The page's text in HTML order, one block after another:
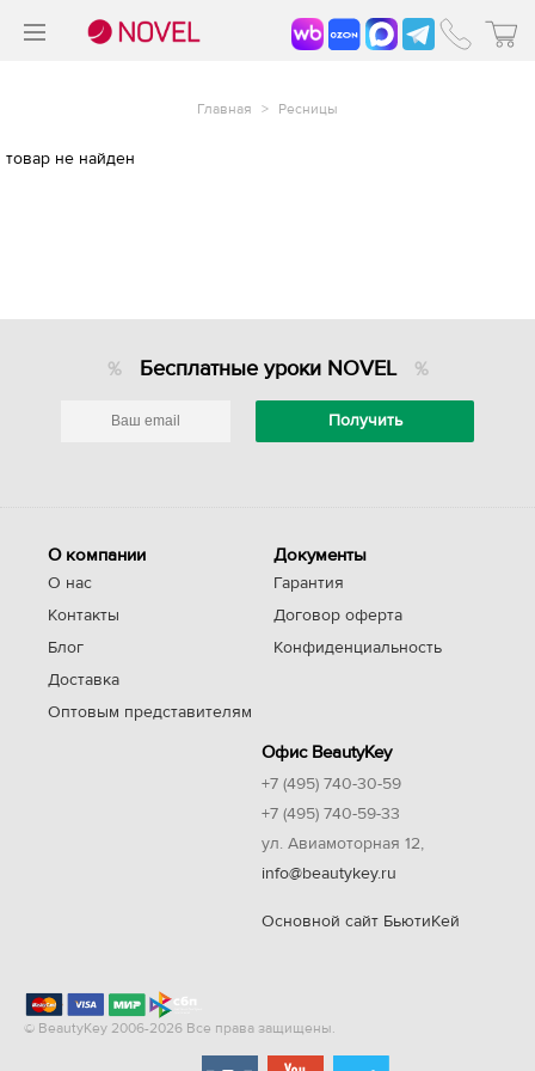
Главная > Ресницы
товар не найден
Бесплатные уроки NOVEL
О компании
О нас
Контакты
Блог
Доставка
Оптовым представителям
Документы
Гарантия
Договор оферта
Конфиденциальность
Офис BeautyKey
+7 (495) 740-30-59
+7 (495) 740-59-33
ул. Авиамоторная 12,
info@beautykey.ru
Основной сайт БьютиКей
© BeautyKey 2006-2026 Все права защищены.